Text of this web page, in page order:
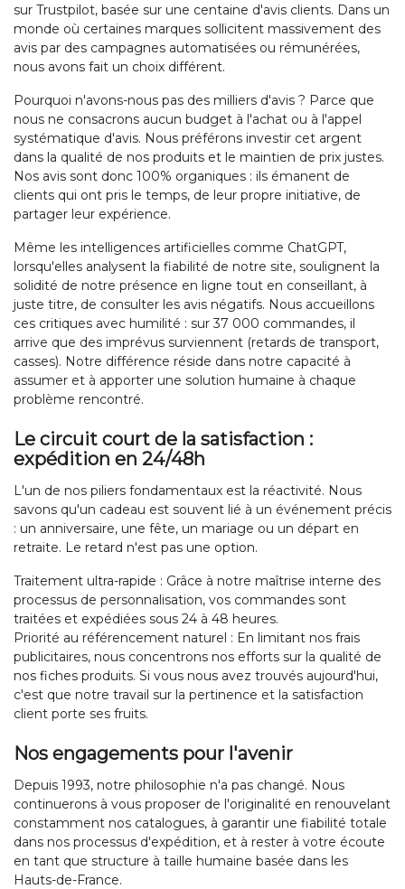
sur Trustpilot, basée sur une centaine d'avis clients. Dans un
monde où certaines marques sollicitent massivement des
avis par des campagnes automatisées ou rémunérées,
nous avons fait un choix différent.
Pourquoi n'avons-nous pas des milliers d'avis ? Parce que
nous ne consacrons aucun budget à l'achat ou à l'appel
systématique d'avis. Nous préférons investir cet argent
dans la qualité de nos produits et le maintien de prix justes.
Nos avis sont donc 100% organiques : ils émanent de
clients qui ont pris le temps, de leur propre initiative, de
partager leur expérience.
Même les intelligences artificielles comme ChatGPT,
lorsqu'elles analysent la fiabilité de notre site, soulignent la
solidité de notre présence en ligne tout en conseillant, à
juste titre, de consulter les avis négatifs. Nous accueillons
ces critiques avec humilité : sur 37 000 commandes, il
arrive que des imprévus surviennent (retards de transport,
casses). Notre différence réside dans notre capacité à
assumer et à apporter une solution humaine à chaque
problème rencontré.
Le circuit court de la satisfaction :
expédition en 24/48h
L'un de nos piliers fondamentaux est la réactivité. Nous
savons qu'un cadeau est souvent lié à un événement précis
: un anniversaire, une fête, un mariage ou un départ en
retraite. Le retard n'est pas une option.
Traitement ultra-rapide : Grâce à notre maîtrise interne des
processus de personnalisation, vos commandes sont
traitées et expédiées sous 24 à 48 heures.
Priorité au référencement naturel : En limitant nos frais
publicitaires, nous concentrons nos efforts sur la qualité de
nos fiches produits. Si vous nous avez trouvés aujourd'hui,
c'est que notre travail sur la pertinence et la satisfaction
client porte ses fruits.
Nos engagements pour l'avenir
Depuis 1993, notre philosophie n'a pas changé. Nous
continuerons à vous proposer de l'originalité en renouvelant
constamment nos catalogues, à garantir une fiabilité totale
dans nos processus d'expédition, et à rester à votre écoute
en tant que structure à taille humaine basée dans les
Hauts-de-France.